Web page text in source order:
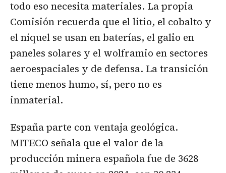
todo eso necesita materiales. La propia
Comisión recuerda que el litio, el cobalto y
el níquel se usan en baterías, el galio en
paneles solares y el wolframio en sectores
aeroespaciales y de defensa. La transición
tiene menos humo, sí, pero no es
inmaterial.
España parte con ventaja geológica.
MITECO señala que el valor de la
producción minera española fue de 3628